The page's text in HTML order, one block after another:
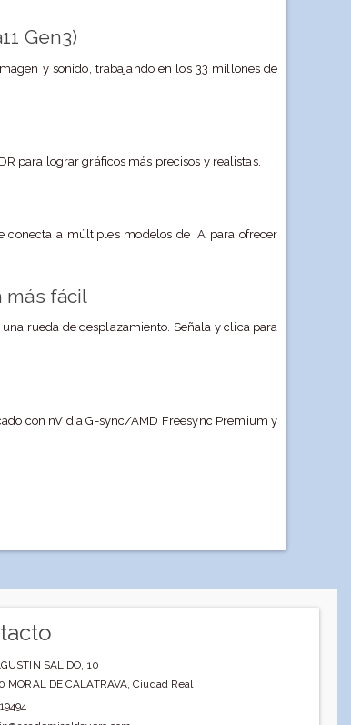
Gen3)
y sonido, trabajando en los 33 millones de
para lograr gráficos más precisos y realistas.
a múltiples modelos de IA para ofrecer
más fácil
rueda de desplazamiento. Señala y clica para
con nVidia G-sync/AMD Freesync Premium y
SALIDO, 10
MORAL DE CALATRAVA,Ciudad Real